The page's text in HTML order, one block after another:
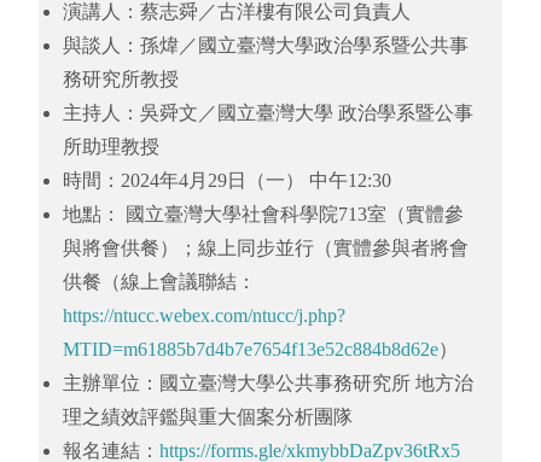
演講人：蔡志舜／古洋樓有限公司負責人
與談人：孫煒／國立臺灣大學政治學系暨公共事
務研究所教授
主持人：吳舜文／國立臺灣大學 政治學系暨公事
所助理教授
時間：2024年4月29日（一） 中午12:30
地點： 國立臺灣大學社會科學院713室（實體參
與將會供餐）；線上同步並行（實體參與者將會
供餐（線上會議聯結：
https://ntucc.webex.com/ntucc/j.php?
MTID=m61885b7d4b7e7654f13e52c884b8d62e）
主辦單位：國立臺灣大學公共事務研究所 地方治
理之績效評鑑與重大個案分析團隊
報名連結： https://forms.gle/xkmybbDaZpv36tRx5